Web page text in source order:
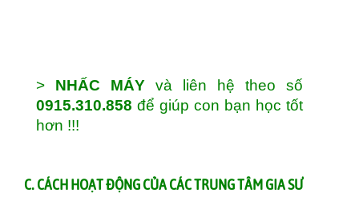
> NHẤC MÁY và liên hệ theo số
0915.310.858 để giúp con bạn học tốt
hơn !!!
C. CÁCH HOẠT ĐỘNG CỦA CÁC TRUNG TÂM GIA SƯ